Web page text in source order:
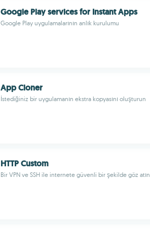
Google Play services for Instant Apps
Google Play uygulamalarının anlık kurulumu
App Cloner
İstediğiniz bir uygulamanın ekstra kopyasını oluşturun
HTTP Custom
Bir VPN ve SSH ile internete güvenli bir şekilde göz atın